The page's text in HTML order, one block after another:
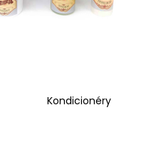
Kondicionéry